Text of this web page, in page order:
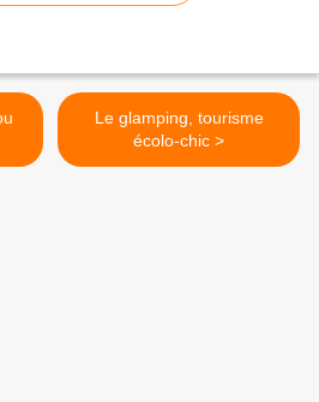
Le glamping, tourisme
écolo-chic >